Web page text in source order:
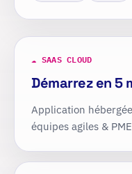
☁ SAAS CLOUD
Démarrez en 5
Application
équipes agiles &